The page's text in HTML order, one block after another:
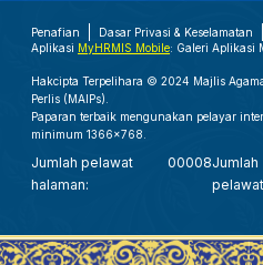
Penafian Dasar Privasi & Keselamatan
Aplikasi MyHRMIS Mobile: Galeri Aplikasi
Hakcipta Terpelihara © 2024 Majlis
Perlis (MAIPs).
Paparan terbaik mengunakan pelayar
minimum 1366x768.
Jumlah pelawat
halaman:
00008Jumlah